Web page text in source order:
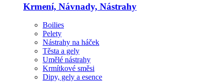
Krmení, Návnady, Nástrahy
Boilies
Pelety
Nástrahy na háček
Těsta a gely
Umělé nástrahy
Krmítkové směsi
Dipy, gely a esence